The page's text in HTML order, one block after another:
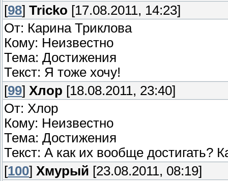
[98] Tricko [17.08.2011, 14:23]
От: Карина Триклова
Кому: Неизвестно
Тема: Достижения
Текст: Я тоже хочу!
[99] Хлор [18.08.2011, 23:40]
От: Хлор
Кому: Неизвестно
Тема: Достижения
Текст: А как их вообще достигать?
[100] Хмурый [23.08.2011, 08:19]